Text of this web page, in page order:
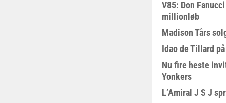
V85: Don
millionløb
Madison Tårs
Idao de Tillard
Nu fire heste
Yonkers
L’Amiral J S J